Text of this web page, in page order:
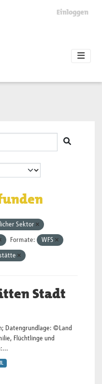
Einloggen
Sektor
Formate: WFS
Stadt
Datengrundlage: ©Land
Flüchtlinge und